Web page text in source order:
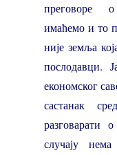
преговоре
имаћемо и то
није земља
послодавци.
економског
састанак
случају